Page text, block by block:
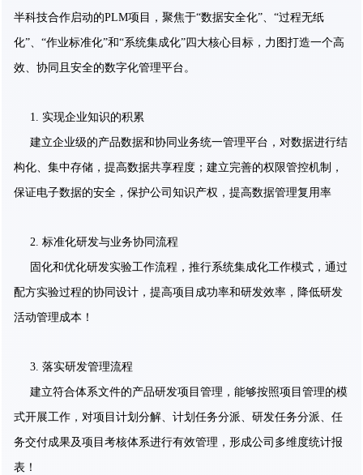
半科技合作启动的PLM项目，聚焦于“数据安全化”、“过程无纸
化”、“作业标准化”和“系统集成化”四大核心目标，力图打造一个高
效、协同且安全的数字化管理平台。
1. 实现企业知识的积累
建立企业级的产品数据和协同业务统一管理平台，对数据进行结
构化、集中存储，提高数据共享程度；建立完善的权限管控机制，
保证电子数据的安全，保护公司知识产权，提高数据管理复用率
2. 标准化研发与业务协同流程
固化和优化研发实验工作流程，推行系统集成化工作模式，通过
配方实验过程的协同设计，提高项目成功率和研发效率，降低研发
活动管理成本！
3. 落实研发管理流程
建立符合体系文件的产品研发项目管理，能够按照项目管理的模
式开展工作，对项目计划分解、计划任务分派、研发任务分派、任
务交付成果及项目考核体系进行有效管理，形成公司多维度统计报
表！